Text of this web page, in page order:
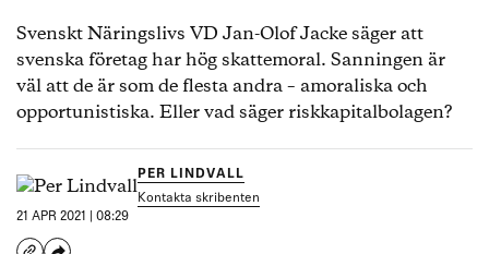
Svenskt Näringslivs VD Jan-Olof Jacke säger att
svenska företag har hög skattemoral. Sanningen är
väl att de är som de flesta andra – amoraliska och
opportunistiska. Eller vad säger riskkapitalbolagen?
PER LINDVALL
Kontakta skribenten
21 APR 2021 | 08:29